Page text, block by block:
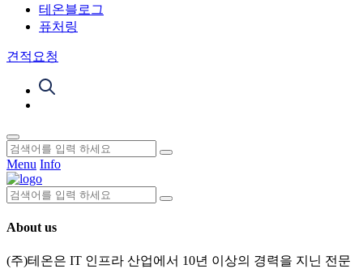
테온블로그
퓨처링
견적요청
Menu Info
About us
(주)테온은 IT 인프라 산업에서 10년 이상의 경력을 지닌 전문